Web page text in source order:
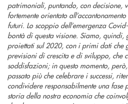
patrimoniali, puntando, con decisione,
fortemente orientato
futuri. Lo scoppio dell’emergenza
bontà di questa visione. Siamo, quindi,
proiettati sul 2020, con i primi dati che
previsioni di crescita e di sviluppo, che
soddisfazioni; in questo momento,
passato più che celebrare i successi,
condividere responsabilmente una
storia della nostra economia che